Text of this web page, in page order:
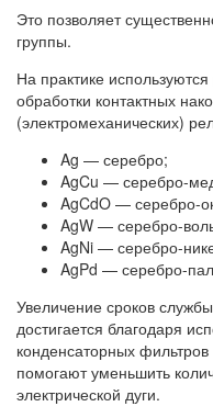
Это позволяет
группы.
На практике
обработки контактных
(электромеханических)
Ag — серебро;
AgCu — серебро-
AgCdO — серебро-
AgW — серебро-
AgNi — серебро-
AgPd — серебро-
Увеличение сроков
достигается благодаря
конденсаторных
помогают уменьшить
электрической дуги.